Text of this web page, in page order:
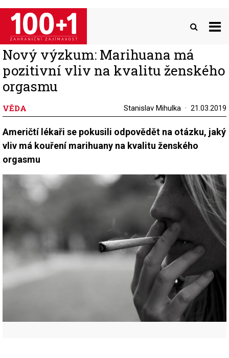
Přejít
hlavnímu
obsahu
Nový výzkum: Marihuana má
pozitivní vliv na kvalitu ženského
orgasmu
VĚDA Stanislav Mihulka 21.03.2019
Američtí lékaři se pokusili odpovědět na otázku, jaký
vliv má kouření marihuany na kvalitu ženského
orgasmu